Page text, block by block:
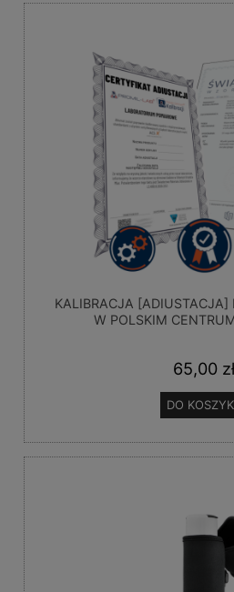
KALIBRACJA [ADIUSTACJA]
W POLSKIM
65,00 zł
DO